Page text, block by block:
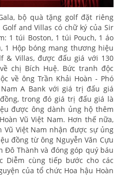
bộ quà tặng golf đặt riêng
Golf and Villas có chữ ký của Sir
1 túi Boston, 1 túi Pouch, 1 áo
1 Hộp bóng mang thương hiệu
& Villas, được đấu giá với 130
chị Bích Huệ. Bức tranh độc
về ông Trần Khải Hoàn - Phó
A Bank với giá trị đấu giá
trong đó giá trị đấu giá là
được ông dành ủng hộ thêm
Vũ Việt Nam. Hơn thế nữa,
Vũ Việt Nam nhận được sự ủng
đồng từ ông Nguyễn Văn Cựu
Đô Thành và đóng góp quý báu
Diễm cùng tiếp bước cho các
của tổ chức Hoa hậu Hoàn